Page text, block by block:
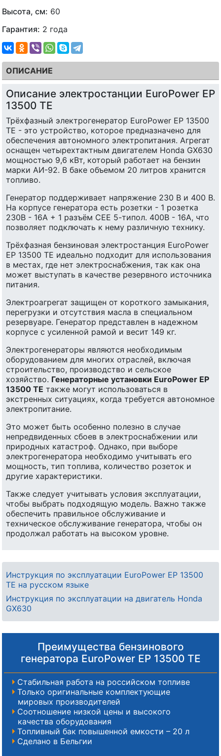
Высота, см: 60
Гарантия: 2 года
ОПИСАНИЕ
Описание электростанции EuroPower EP
13500 ТЕ
Трёхфазный электрогенератор EuroPower EP 13500
ТЕ - это устройство, которое предназначено для
обеспечения автономного электропитания. Агрегат
оснащен четырехтактным двигателем Honda GX630
мощностью 9,6 кВт, который работает на бензин
марки АИ-92. В баке объемом 20 литров хранится
топливо.
Генератор поддерживает напряжение 230 В и 400 В.
На корпусе генератора есть розетки - 1 розетка
230В - 16A + 1 разъём СЕЕ 5-типол. 400В - 16A, что
позволяет подключать к нему различную технику.
Трёхфазная бензиновая электростанция EuroPower
EP 13500 ТЕ идеально подходит для использования
в местах, где нет электроснабжения, так как она
может выступать в качестве резервного источника
питания.
Электроагрегат защищен от короткого замыкания,
перегрузки и отсутствия масла в специальном
резервуаре. Генератор представлен в надежном
корпусе с усиленной рамой и весит 149 кг.
Электрогенераторы являются необходимым
оборудованием для многих отраслей, включая
строительство, производство и сельское
хозяйство. Генераторные установки EuroPower EP
13500 ТЕ также могут использоваться в
экстренных ситуациях, когда требуется автономное
электропитание.
Это может быть особенно полезно в случае
непредвиденных сбоев в электроснабжении или
природных катастроф. Однако, при выборе
электрогенератора необходимо учитывать его
мощность, тип топлива, количество розеток и
другие характеристики.
Также следует учитывать условия эксплуатации,
чтобы выбрать подходящую модель. Важно также
обеспечить правильное обслуживание и
техническое обслуживание генератора, чтобы он
продолжал работать на высоком уровне.
Инструкция по эксплуатации EuroPower EP 13500
ТЕ на русском языке
Инструкция по эксплуатации на двигатель Honda
GX630
Преимущества бензинового
генератора EuroPower EP 13500 ТЕ
Стабильная работа на российском топливе
Только оригинальные комплектующие
мировых производителей
Соотношение низкой цены и высокого
качества оборудования
Топливный бак повышенной емкости – 20 л
Сделано в Бельгии